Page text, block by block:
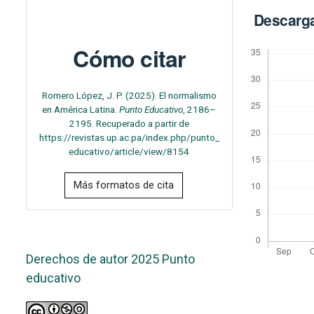
Cómo citar
Romero López, J. P. (2025). El normalismo
en América Latina.Punto Educativo , 2186–
2195. Recuperado a partir de
https://revistas.up.ac.pa/index.php/punto_
educativo/article/view/8154
Más formatos de cita
Derechos de autor 2025 Punto
educativo